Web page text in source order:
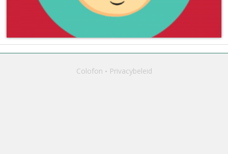
Colofon Privacybeleid